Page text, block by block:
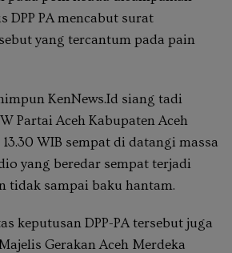
DPP PA mencabut surat
yang tercantum pada pain
KenNews.Id siang tadi
Partai Aceh Kabupaten Aceh
WIB sempat di datangi massa
yang beredar sempat terjadi
tidak sampai baku hantam.
keputusan DPP-PA tersebut juga
Gerakan Aceh Merdeka